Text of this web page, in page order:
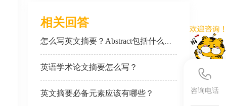
相关回答
怎么写英文摘要？Abstract包括什么内容？
英语学术论文摘要怎么写？
英文摘要必备元素应该有哪些？ 咨询电话